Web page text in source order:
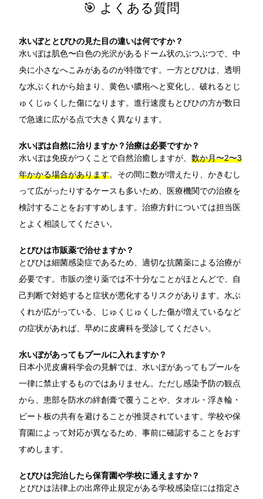
🎯 よくある質問
水いぼととびひの見た目の違いは何ですか？
水いぼは肌色〜白色の光沢があるドーム状のぶつぶつで、中
央に小さなへこみがあるのが特徴です。一方とびひは、透明
な水ぶくれから始まり、黄色い膿疱へと変化し、破れるとじ
ゅくじゅくした傷になります。進行速度もとびひの方が数日
で急速に広がる点で大きく異なります。
水いぼは自然に治りますか？治療は必要ですか？
水いぼは免疫がつくことで自然治癒しますが、 数か月〜2〜3
年かかる場合があります。その間に数が増えたり、かきむし
って広がったりするケースも多いため、医療機関での治療を
検討することをおすすめします。治療方針については担当医
とよく相談してください。
とびひは市販薬で治せますか？
とびひは細菌感染症であるため、適切な抗菌薬による治療が
必要です。市販の塗り薬では不十分なことがほとんどで、自
己判断で対処すると症状が悪化するリスクがあります。水ぶ
くれが広がっている、じゅくじゅくした傷が増えているなど
の症状があれば、早めに皮膚科を受診してください。
水いぼがあってもプールに入れますか？
日本小児皮膚科学会の見解では、水いぼがあってもプールを
一律に禁止するものではありません。ただし感染予防の観点
から、患部を防水の絆創膏で覆うことや、タオル・浮き輪・
ビート板の共有を避けることが推奨されています。学校や保
育園によって対応が異なるため、事前に確認することをおす
すめします。
とびひは完治したら保育園や学校に通えますか？
とびひは法律上の出席停止規定がある学校感染症には指定さ